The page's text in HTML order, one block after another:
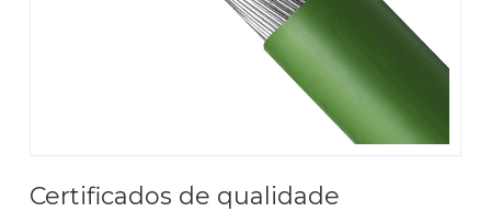
Certificados de qualidade